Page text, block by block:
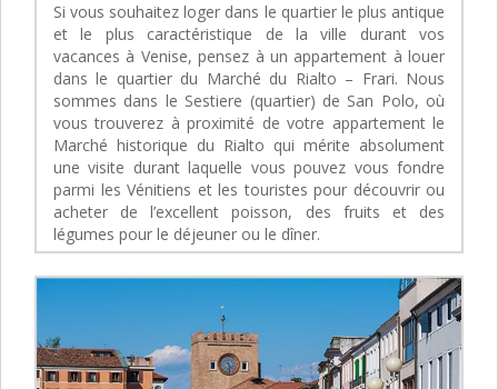
Si vous souhaitez loger dans le quartier le plus antique
et le plus caractéristique de la ville durant vos
vacances à Venise, pensez à un appartement à louer
dans le quartier du Marché du Rialto – Frari. Nous
sommes dans le Sestiere (quartier) de San Polo, où
vous trouverez à proximité de votre appartement le
Marché historique du Rialto qui mérite absolument
une visite durant laquelle vous pouvez vous fondre
parmi les Vénitiens et les touristes pour découvrir ou
acheter de l’excellent poisson, des fruits et des
légumes pour le déjeuner ou le dîner.